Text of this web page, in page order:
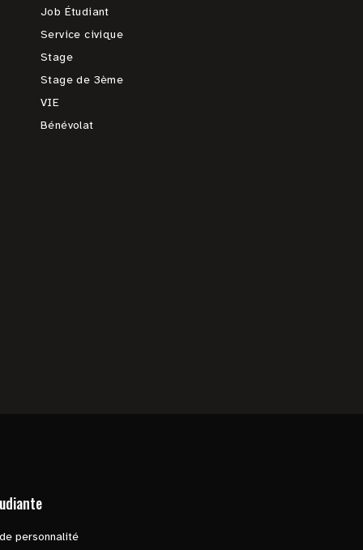
Job Étudiant
Service civique
Stage
Stage de 3ème
VIE
Bénévolat
personnalité